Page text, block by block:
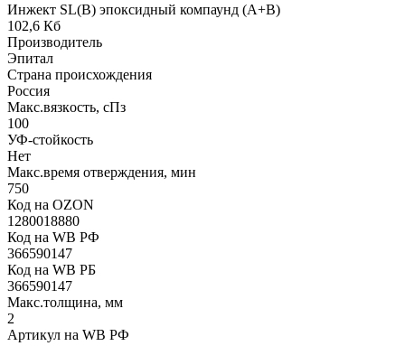
Инжект SL(B) эпоксидный компаунд (А+В)
102,6 Кб
Производитель
Эпитал
Страна происхождения
Россия
Макс.вязкoсть, сПз
100
УФ-стойкость
Нет
Макс.время отверждения, мин
750
Код на OZON
1280018880
Код на WB РФ
366590147
Код на WB РБ
366590147
Макс.толщина, мм
2
Артикул на WB РФ